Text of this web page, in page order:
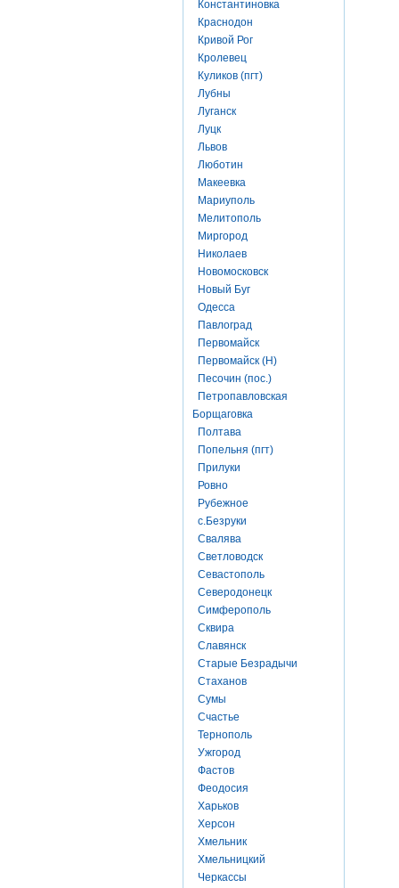
Константиновка
Краснодон
Кривой Рог
Кролевец
Куликов (пгт)
Лубны
Луганск
Луцк
Львов
Люботин
Макеевка
Мариуполь
Мелитополь
Миргород
Николаев
Новомосковск
Новый Буг
Одесса
Павлоград
Первомайск
Первомайск (Н)
Песочин (пос.)
Петропавловская
Борщаговка
Полтава
Попельня (пгт)
Прилуки
Ровно
Рубежное
с.Безруки
Свалява
Светловодск
Севастополь
Северодонецк
Симферополь
Сквира
Славянск
Старые Безрадычи
Стаханов
Сумы
Счастье
Тернополь
Ужгород
Фастов
Феодосия
Харьков
Херсон
Хмельник
Хмельницкий
Черкассы